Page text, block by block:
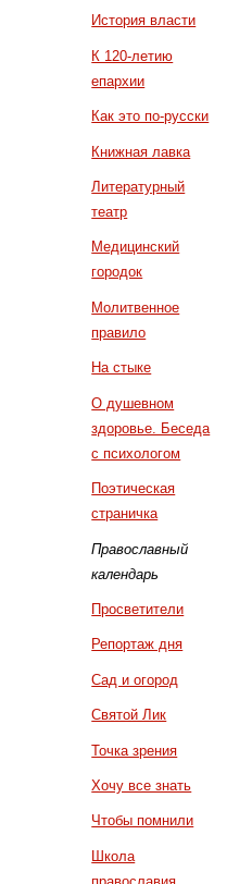
История власти
К 120-летию
епархии
Как это по-русски
Книжная лавка
Литературный
театр
Медицинский
городок
Молитвенное
правило
На стыке
О душевном
здоровье. Беседа
с психологом
Поэтическая
страничка
Православный
календарь
Просветители
Репортаж дня
Сад и огород
Святой Лик
Точка зрения
Хочу все знать
Чтобы помнили
Школа